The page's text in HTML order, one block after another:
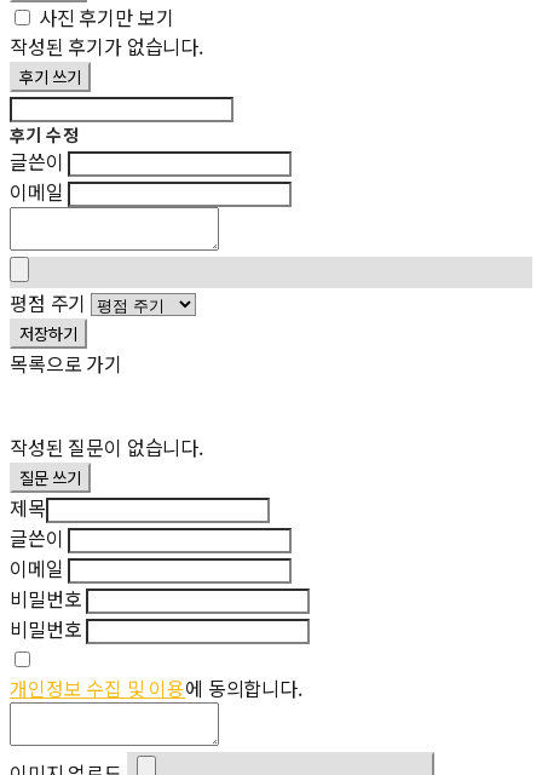
사진 후기만 보기
작성된 후기가 없습니다.
후기 쓰기
후기 수정
글쓴이
이메일
평점 주기
저장하기
목록으로 가기
작성된 질문이 없습니다.
질문 쓰기
제목
글쓴이
이메일
비밀번호
비밀번호
개인정보 수집 및 이용에 동의합니다.